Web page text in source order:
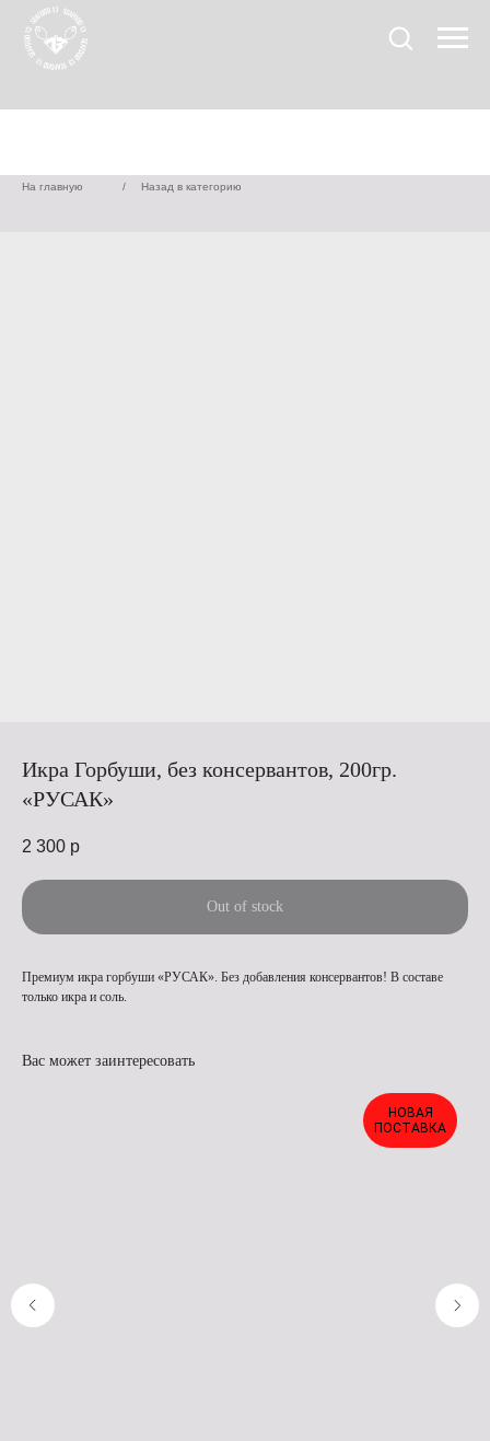
На главную Назад в категорию
/
Икра Горбуши, без консервантов, 200гр.
«РУСАК»
2 300 р
Out of stock
Премиум икра горбуши «РУСАК». Без добавления консервантов! В составе
только икра и соль.
Вас может заинтересовать
НОВАЯ
ПОСТАВКА